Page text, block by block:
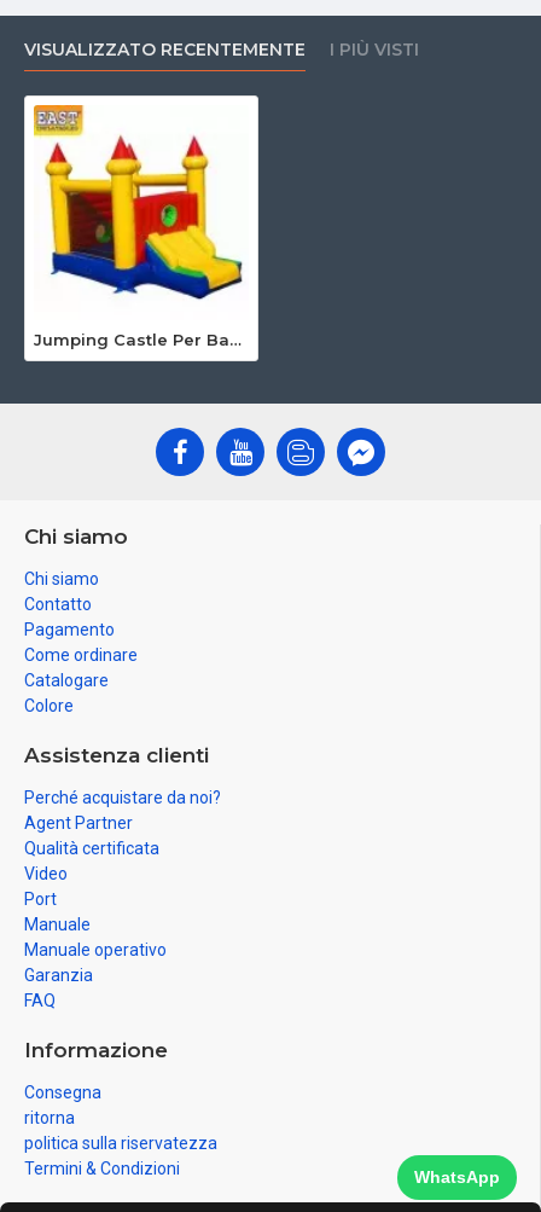
VISUALIZZATO RECENTEMENTE I PIÙ VISTI
Jumping Castle Per Bambini
Chi siamo
Chi siamo
Contatto
Pagamento
Come ordinare
Catalogare
Colore
Assistenza clienti
Perché acquistare da noi?
Agent Partner
Qualità certificata
Video
Port
Manuale
Manuale operativo
Garanzia
FAQ
Informazione
Consegna
ritorna
politica sulla riservatezza
Termini & Condizioni
WhatsApp